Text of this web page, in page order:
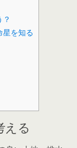
星を知る
える